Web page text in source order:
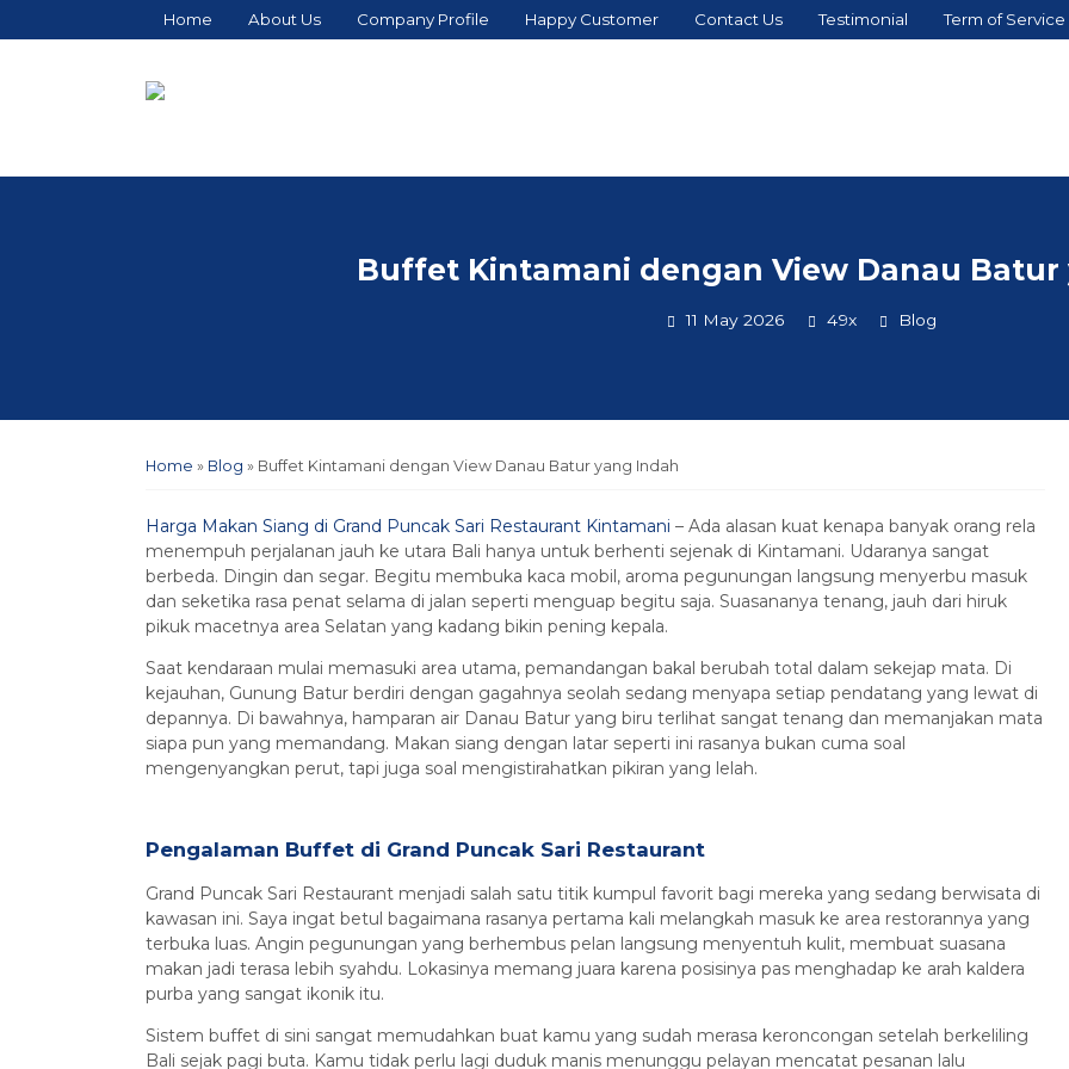
Home About Us Company Profile Happy Customer Contact Us Testimonial Term of Service
Buffet Kintamani dengan View Danau Batur
11 May 2026 49x Blog
Home » Blog » Buffet Kintamani dengan View Danau Batur yang Indah
Harga Makan Siang di Grand Puncak Sari Restaurant Kintamani – Ada alasan kuat kenapa banyak orang rela
menempuh perjalanan jauh ke utara Bali hanya untuk berhenti sejenak di Kintamani. Udaranya sangat
berbeda. Dingin dan segar. Begitu membuka kaca mobil, aroma pegunungan langsung menyerbu masuk
dan seketika rasa penat selama di jalan seperti menguap begitu saja. Suasananya tenang, jauh dari hiruk
pikuk macetnya area Selatan yang kadang bikin pening kepala.
Saat kendaraan mulai memasuki area utama, pemandangan bakal berubah total dalam sekejap mata. Di
kejauhan, Gunung Batur berdiri dengan gagahnya seolah sedang menyapa setiap pendatang yang lewat di
depannya. Di bawahnya, hamparan air Danau Batur yang biru terlihat sangat tenang dan memanjakan mata
siapa pun yang memandang. Makan siang dengan latar seperti ini rasanya bukan cuma soal
mengenyangkan perut, tapi juga soal mengistirahatkan pikiran yang lelah.
Pengalaman Buffet di Grand Puncak Sari Restaurant
Grand Puncak Sari Restaurant menjadi salah satu titik kumpul favorit bagi mereka yang sedang berwisata di
kawasan ini. Saya ingat betul bagaimana rasanya pertama kali melangkah masuk ke area restorannya yang
terbuka luas. Angin pegunungan yang berhembus pelan langsung menyentuh kulit, membuat suasana
makan jadi terasa lebih syahdu. Lokasinya memang juara karena posisinya pas menghadap ke arah kaldera
purba yang sangat ikonik itu.
Sistem buffet di sini sangat memudahkan buat kamu yang sudah merasa keroncongan setelah berkeliling
Bali sejak pagi buta. Kamu tidak perlu lagi duduk manis menunggu pelayan mencatat pesanan lalu